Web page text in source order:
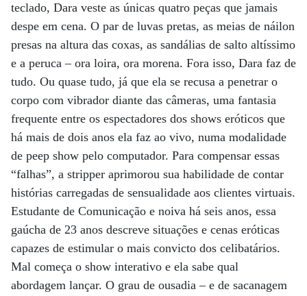
teclado, Dara veste as únicas quatro peças que jamais
despe em cena. O par de luvas pretas, as meias de náilon
presas na altura das coxas, as sandálias de salto altíssimo
e a peruca – ora loira, ora morena. Fora isso, Dara faz de
tudo. Ou quase tudo, já que ela se recusa a penetrar o
corpo com vibrador diante das câmeras, uma fantasia
frequente entre os espectadores dos shows eróticos que
há mais de dois anos ela faz ao vivo, numa modalidade
de peep show pelo computador. Para compensar essas
“falhas”, a stripper aprimorou sua habilidade de contar
histórias carregadas de sensualidade aos clientes virtuais.
Estudante de Comunicação e noiva há seis anos, essa
gaúcha de 23 anos descreve situações e cenas eróticas
capazes de estimular o mais convicto dos celibatários.
Mal começa o show interativo e ela sabe qual
abordagem lançar. O grau de ousadia – e de sacanagem